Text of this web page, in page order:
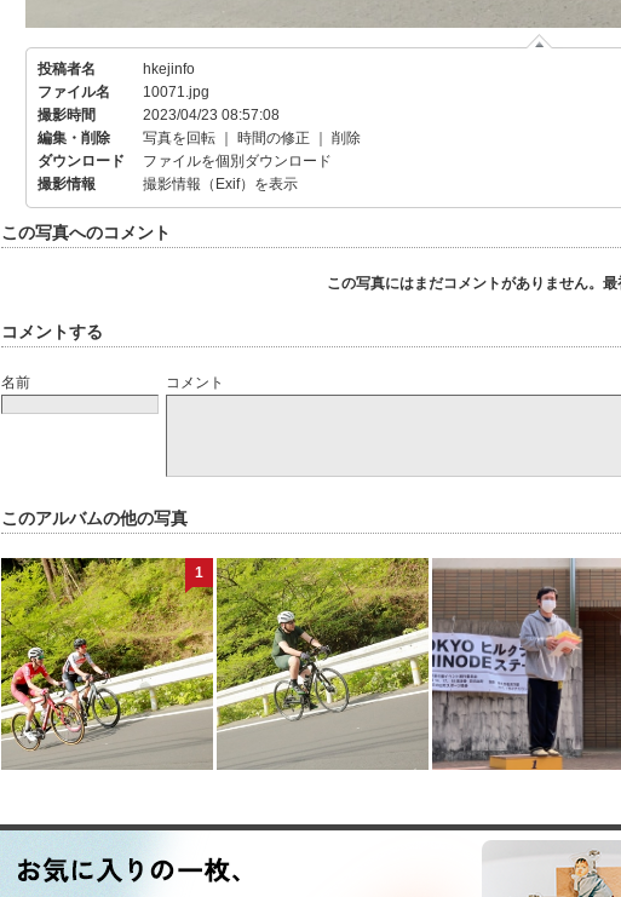
投稿者名
hkejinfo
ファイル名
10071.jpg
撮影時間
2023/04/23 08:57:08
編集・削除
写真を回転 時間の修正
削除
ダウンロード
ファイルを個別ダウンロード
撮影情報
撮影情報（Exif）を表示
この写真へのコメント
この写真にはまだコメントがありません。最
コメントする
名前 コメント
このアルバムの他の写真
1